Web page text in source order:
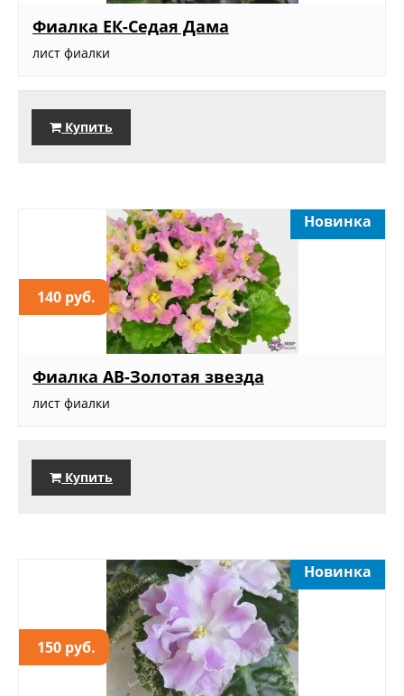
Фиалка ЕК-Седая Дама
лист фиалки
Купить
140 руб.
Новинка
Фиалка АВ-Золотая звезда
лист фиалки
Купить
150 руб.
Новинка